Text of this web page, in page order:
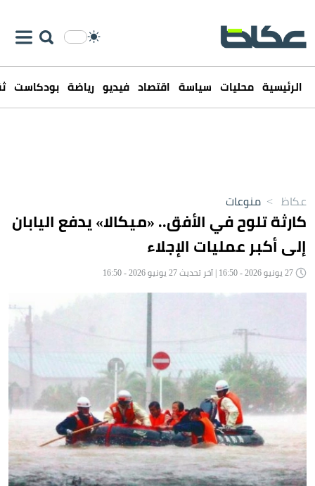
الرئيسية محليات سياسة اقتصاد فيديو رياضة بودكاست
عكاظ > منوعات
كارثة تلوح في الأفق.. «ميكالا» يدفع اليابان
إلى أكبر عمليات الإجلاء